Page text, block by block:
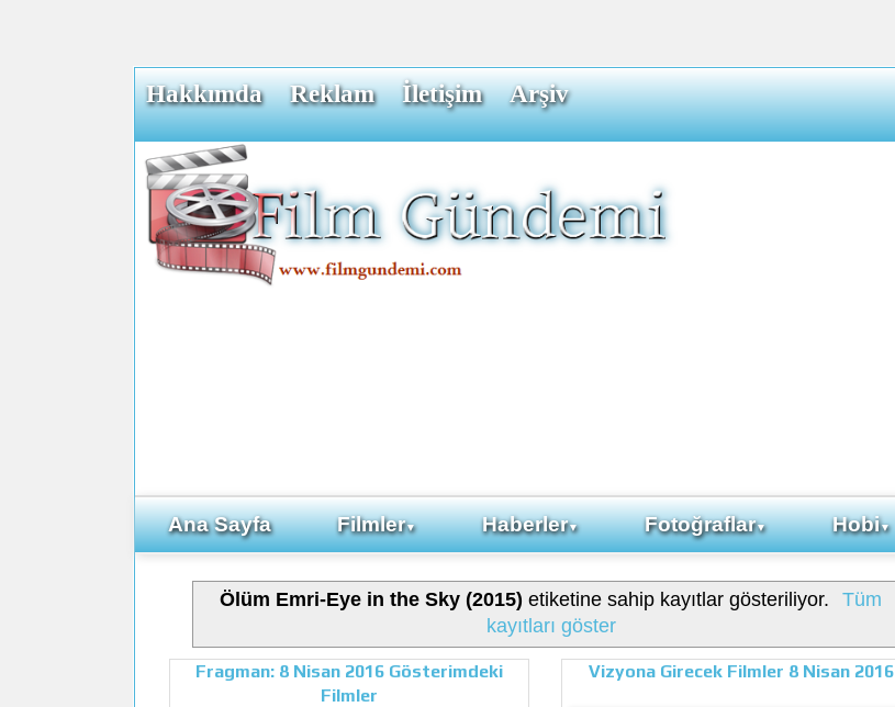
Hakkımda Reklam İletişim Arşiv
Ana Sayfa Filmler▼ Haberler▼ Fotoğraflar▼ Hobi▼
Ölüm Emri-Eye in the Sky (2015) etiketine sahip kayıtlar gösteriliyor.
Tüm
kayıtları göster
Fragman: 8 Nisan 2016 Gösterimdeki
Filmler
Vizyona Girecek Filmler 8 Nisan 2016